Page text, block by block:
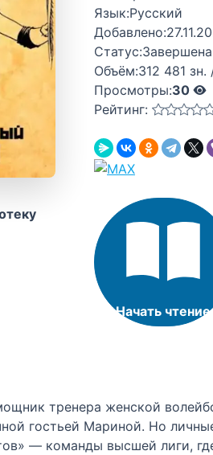
Язык:Русский
Добавлено:
Статус:Завершена
Объём:312 481 зн.
Просмотры:30
Рейтинг:
Начать чтение
тренера женской
гостьей Мариной. Но
— команды высшей лиги,